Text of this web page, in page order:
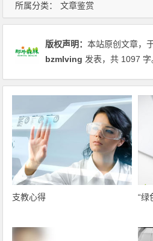
所属分类： 文章鉴赏
版权声明：本站原创文章，
bzmlving 发表，共 1097 字
支教心得 “绿